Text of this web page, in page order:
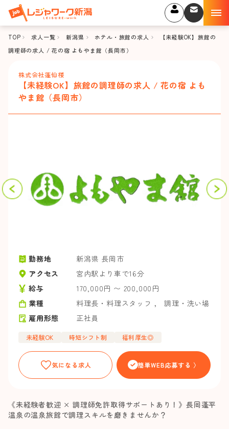
TOP 求人一覧 新潟県 ホテル・旅館の求人
【未経験OK】旅館の
調理師の求人 / 花の宿 よもやま館（長岡市）
株式会社蓬仙楼
【未経験OK】旅館の調理師の求人 / 花の宿 よも
やま館（長岡市）
勤務地
新潟県 長岡市
アクセス
宮内駅より車で16分
給与
170,000円 〜 200,000円
業種
料理長・料理スタッフ ，
調理・洗い場
雇用形態
正社員
未経験OK 時短シフト制 福利厚生◎
気になる求人 簡単WEB応募する 〉
《未経験者歓迎 × 調理師免許取得サポートあり！》長岡蓬平
温泉の温泉旅館で調理スキルを磨きませんか？